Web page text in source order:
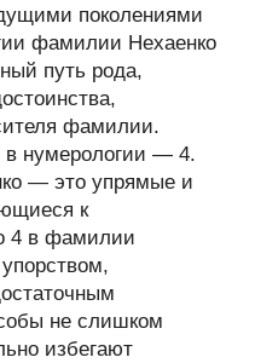
поколениями
фамилии Нехаенко
путь рода,
фамилии.
нумерологии — 4.
— это упрямые и
к
4 в фамилии
не слишком
избегают